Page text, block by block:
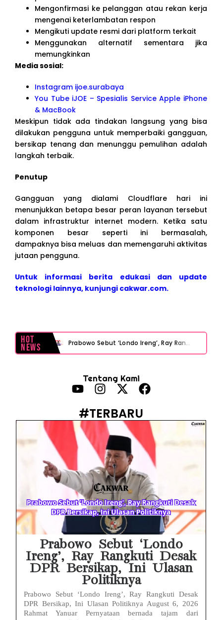
Mengonfirmasi ke pelanggan atau rekan kerja
mengenai keterlambatan respon
Mengikuti update resmi dari platform terkait
Menggunakan alternatif sementara jika
memungkinkan
Media sosial:
Instagram ijoe.surabaya
You Tube iJOE – Spesialis Service Apple iPhone
& MacBook
Meskipun tidak ada tindakan langsung yang bisa
dilakukan pengguna untuk memperbaiki gangguan,
bersikap tenang dan menunggu pemulihan adalah
langkah terbaik.
Penutup
Gangguan yang dialami Cloudflare hari ini
menunjukkan betapa besar peran layanan tersebut
dalam infrastruktur internet modern. Ketika satu
komponen besar seperti ini bermasalah,
dampaknya bisa meluas dan memengaruhi aktivitas
jutaan pengguna.
Untuk informasi berita edukasi dan update
teknologi lainnya, kunjungi cakwar.com.
Hot
News Prabowo Sebut ‘Londo Ireng’, Ray Rangkuti Desak DPR Bersikap, Ini Ulasan Politiknya
Baterai Apple Watch Cepat Boros? Ini Penyebab dan Cara Mengatasinya
HP Huawei Cepat Panas? Ini Penyebab Utama dan Cara Mengatasinya
HP Realme Kena Air Tidak Bisa Dicas? Jangan Langsung Charge, Ini Solusinya
Eks Jampidsus Febrie Adriansyah Tersangka Korupsi Asabri Tapi Masih Terima Gaji: Mengapa Begitu?
Tentang Kami
#TERBARU
Prabowo Sebut ‘Londo
Ireng’, Ray Rangkuti Desak
DPR Bersikap, Ini Ulasan
Politiknya
Prabowo Sebut ‘Londo Ireng’, Ray Rangkuti Desak
DPR Bersikap, Ini Ulasan Politiknya August 6, 2026
Rahmat Yanuar Pernyataan bernada tajam dari